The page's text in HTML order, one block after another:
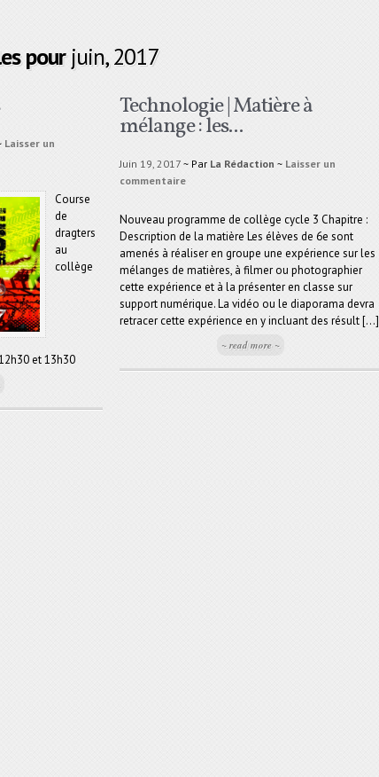
pourjuin, 2017
Laisser un
Course
de
dragters
au
collège
et 13h30
Technologie | Matière à
mélange : les...
Juin 19, 2017 ~ Par La Rédaction ~ Laisser un
commentaire
Nouveau programme de collège cycle 3 Chapitre :
Description de la matière Les élèves de 6e sont
amenés à réaliser en groupe une expérience sur les
mélanges de matières, à filmer ou photographier
cette expérience et à la présenter en classe sur
support numérique. La vidéo ou le diaporama devra
retracer cette expérience en y incluant des résult [...]
~ read more ~